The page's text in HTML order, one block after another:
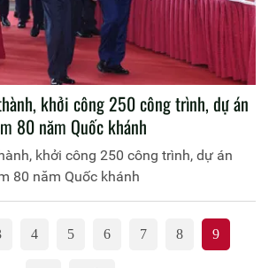
khởi công 250 công trình, dự án
80 năm Quốc khánh
khởi công 250 công trình, dự án
80 năm Quốc khánh
4 5 6 7 8 9